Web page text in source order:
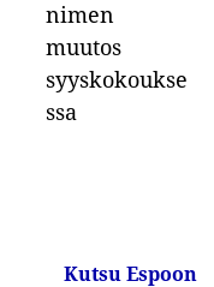
nimen
muutos
syyskokoukse
ssa
Kutsu Espoon